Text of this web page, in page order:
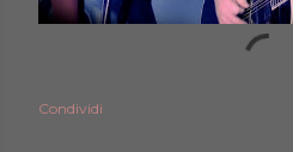
Condividi